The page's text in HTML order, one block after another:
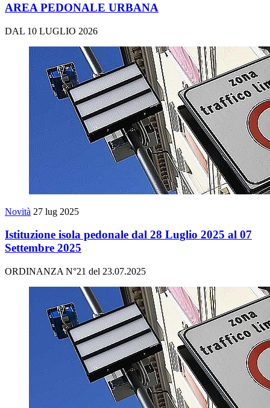
AREA PEDONALE URBANA
DAL 10 LUGLIO 2026
Novità 27 lug 2025
Istituzione isola pedonale dal 28 Luglio 2025 al 07
Settembre 2025
ORDINANZA N°21 del 23.07.2025